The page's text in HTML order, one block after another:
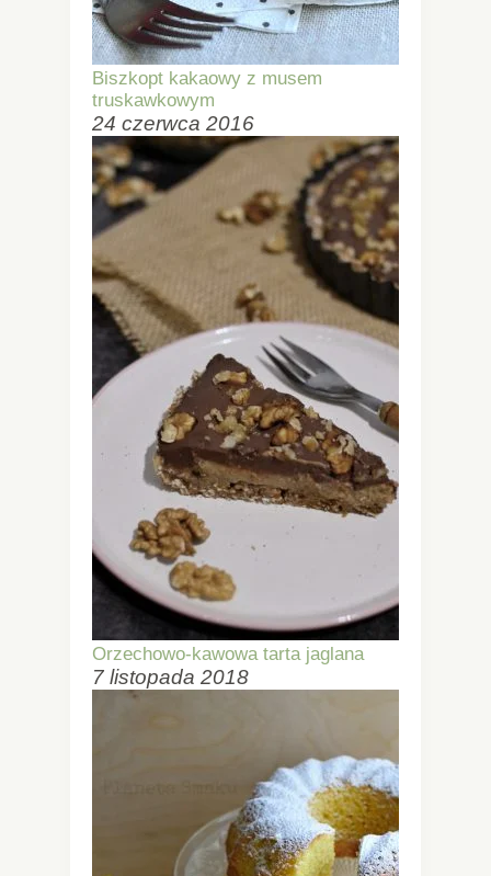
Biszkopt kakaowy z musem
truskawkowym
24 czerwca 2016
Orzechowo-kawowa tarta jaglana
7 listopada 2018